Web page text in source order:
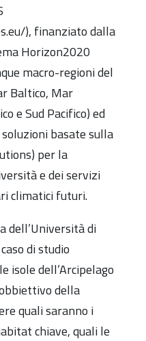
), finanziato dalla
Horizon2020
macro-regioni del
Baltico, Mar
e Sud Pacifico) ed
basate sulla
per la
e dei servizi
climatici futuri.
dell’Università di
di studio
isole dell’Arcipelago
della
quali saranno i
chiave, quali le